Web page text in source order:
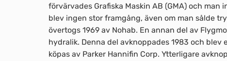
förvärvades Grafiska Maskin AB (GMA) och
blev ingen stor framgång, även om man sålde
övertogs 1969 av Nohab. En annan del av
hydralik. Denna del avknoppades 1983 och blev
köpas av Parker Hannifin Corp. Ytterligare